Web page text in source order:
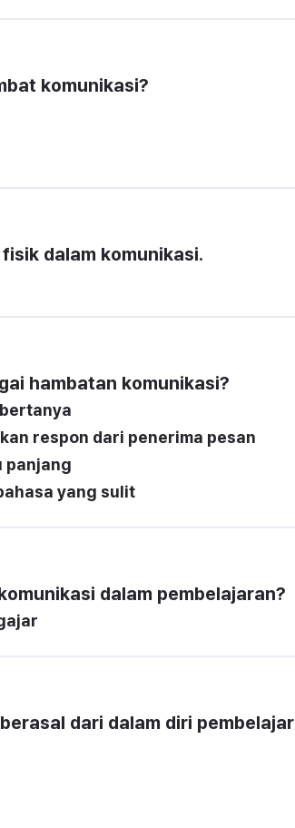
komunikasi?
dalam komunikasi.
hambatan komunikasi?
respon dari penerima pesan
panjang
yang sulit
dalam pembelajaran?
dari dalam diri pembelajar